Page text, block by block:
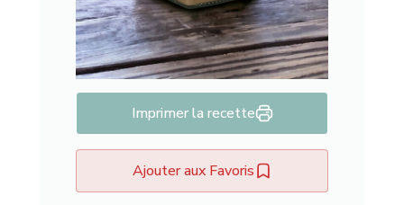
Imprimer la recette
Ajouter aux Favoris